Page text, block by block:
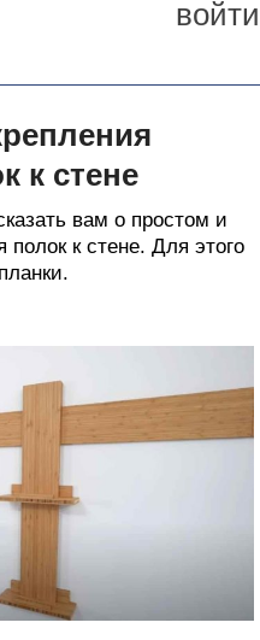
войти
к стене
вам о простом и
к стене. Для этого